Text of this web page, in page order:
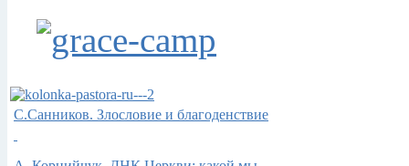
С.Санников. Злословие и благоденствие